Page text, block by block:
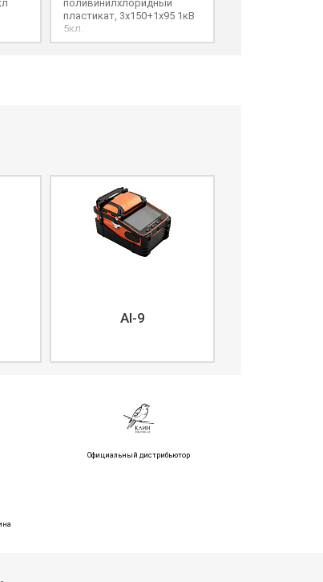
поливинилхлоридный
пластикат, 3x150+1х95 1кВ
5кл.
AI-9
Официальный дистрибьютор